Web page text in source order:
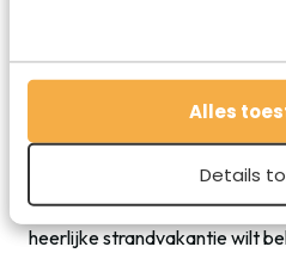
Alles
Details
Reizen naar
Natuurlijk ga je op vakantie
heerlijke strandvakantie wilt